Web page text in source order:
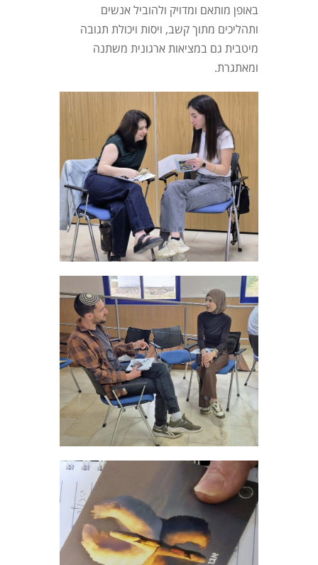
באופן מותאם ומדויק ולהוביל אנשים
ותהליכים מתוך קשב, ויסות ויכולת תגובה
מיטבית גם במציאות ארגונית משתנה
ומאתגרת.